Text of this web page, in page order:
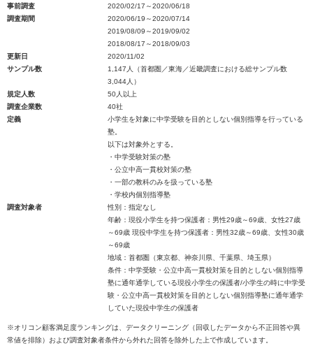
事前調査
2020/02/17～2020/06/18
調査期間
2020/06/19～2020/07/14
2019/08/09～2019/09/02
2018/08/17～2018/09/03
更新日
2020/11/02
サンプル数
1,147人（首都圏／東海／近畿調査における総サンプル数
3,044人）
規定人数
50人以上
調査企業数
40社
定義
小学生を対象に中学受験を目的としない個別指導を行っている
塾。
以下は対象外とする。
・中学受験対策の塾
・公立中高一貫校対策の塾
・一部の教科のみを扱っている塾
・学校内個別指導塾
調査対象者
性別：指定なし
年齢：現役小学生を持つ保護者：男性29歳～69歳、女性27歳
～69歳 現役中学生を持つ保護者：男性32歳～69歳、女性30歳
～69歳
地域：首都圏（東京都、神奈川県、千葉県、埼玉県）
条件：中学受験・公立中高一貫校対策を目的としない個別指導
塾に通年通学している現役小学生の保護者/小学生の時に中学受
験・公立中高一貫校対策を目的としない個別指導塾に通年通学
していた現役中学生の保護者
※オリコン顧客満足度ランキングは、データクリーニング（回収したデータから不正回答や異
常値を排除）および調査対象者条件から外れた回答を除外した上で作成しています。